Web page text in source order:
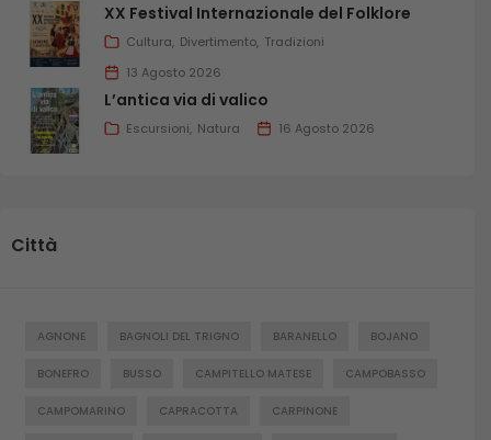
XX Festival Internazionale del Folklore
Cultura Divertimento Tradizioni
13 Agosto 2026
L’antica via di valico
Escursioni Natura 16 Agosto 2026
Città
AGNONE BAGNOLI DEL TRIGNO BARANELLO BOJANO
BONEFRO BUSSO CAMPITELLO MATESE CAMPOBASSO
CAMPOMARINO CAPRACOTTA CARPINONE